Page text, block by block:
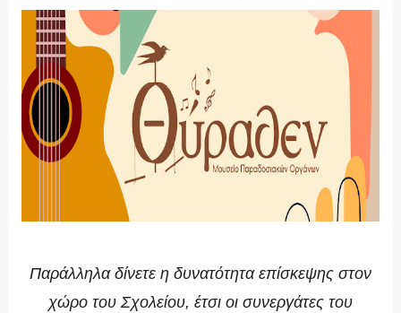
Παράλληλα δίνετε η δυνατότητα επίσκεψης στον
χώρο του Σχολείου, έτσι οι συνεργάτες του